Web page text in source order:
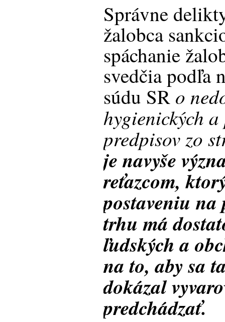
Správne
žalobca
spáchanie
svedčia podľa
súdu SR o
hygienických
predpisov zo
je navyše
reťazcom,
postaveniu
trhu má
ľudských a
na to, aby sa
dokázal
predchádzať.